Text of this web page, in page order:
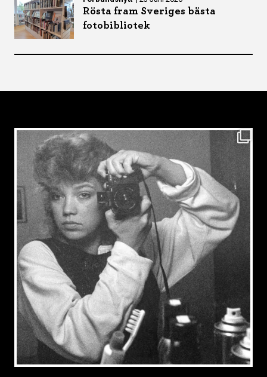
Rösta fram Sveriges bästa
fotobibliotek